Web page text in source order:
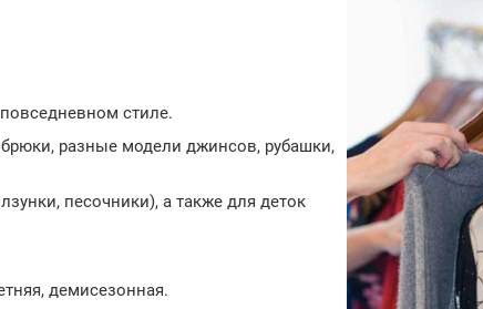
стиле.
разные модели джинсов, рубашки,
песочники), а также для деток
демисезонная.